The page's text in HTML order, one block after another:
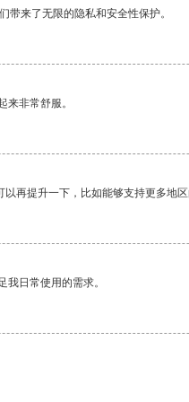
带来了无限的隐私和安全性保护。
来非常舒服。
再提升一下，比如能够支持更多地区
我日常使用的需求。